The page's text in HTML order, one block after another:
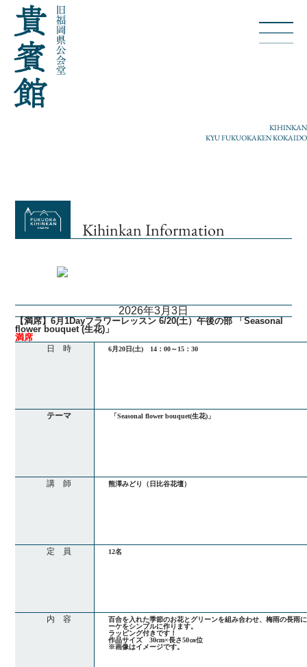
KIHINKAN
KYU FUKUOKAKEN KOKAIDO
Kihinkan Information
2026年3月3日
【満席】6月1Dayフラワーレッスン 6/20(土）午後の部 「Seasonal
flower bouquet (生花)」
満席
日 時 6月20日(土) 14：00～15：30
テーマ 「Seasonal flower bouquet(生花)」
講 師 熊澤みどり（日比谷花壇）
定 員 12名
内 容
百合を入れた季節のお花とグリーンを組み合わせ、梅雨の長雨
ーケをシンプルに作ります。
ラッピング付きです！
作品サイズ 30cm×長さ50㎝位
※画像はイメージです。